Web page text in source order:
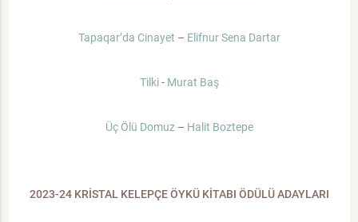
Tapaqar’da Cinayet – Elifnur Sena Dartar
Tilki- Murat Baş
Üç Ölü Domuz– Halit Boztepe
2023-24 KRİSTAL KELEPÇE ÖYKÜ KİTABI ÖDÜLÜ ADAYLARI